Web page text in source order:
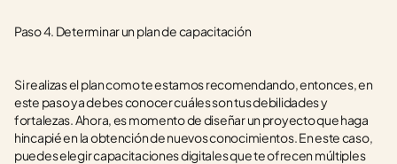
Paso 4. Determinar un plan de capacitación
Si realizas el plan como te estamos recomendando, entonces, en
este paso ya debes conocer cuáles son tus debilidades y
fortalezas. Ahora, es momento de diseñar un proyecto que haga
hincapié en la obtención de nuevos conocimientos. En este caso,
puedes elegir capacitaciones digitales que te ofrecen múltiples